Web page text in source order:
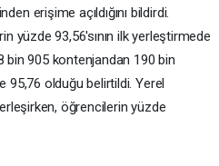
erişime açıldığını bildirdi.
yüzde 93,56'sının ilk yerleştirmede
bin 905 kontenjandan 190 bin
95,76 olduğu belirtildi. Yerel
öğrencilerin yüzde